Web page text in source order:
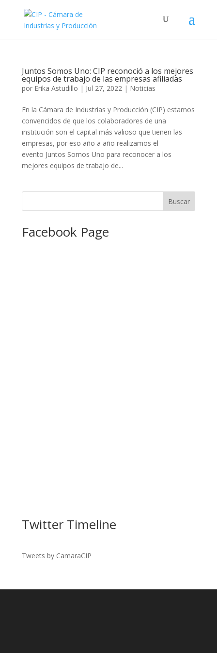
Juntos Somos Uno: CIP reconoció a los mejores
equipos de trabajo de las empresas afiliadas
por Erika Astudillo | Jul 27, 2022| Noticias
En la Cámara de Industrias y Producción (CIP) estamos
convencidos de que los colaboradores de una
institución son el capital más valioso que tienen las
empresas, por eso año a año realizamos el
evento Juntos Somos Uno para reconocer a los
mejores equipos de trabajo de...
Facebook Page
Twitter Timeline
Tweets by CamaraCIP